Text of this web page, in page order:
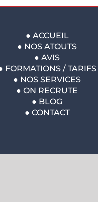
● ACCUEIL
● NOS ATOUTS
●AVIS
FORMATIONS / TARIFS
● NOS SERVICES
●ON RECRUTE
● BLOG
● CONTACT